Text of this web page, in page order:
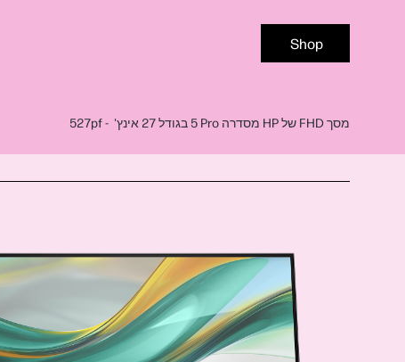
Shop
מסך FHD של HP מסדרה ‎5 Pro בגודל 27 אינץ' ‎‏ - 527pf